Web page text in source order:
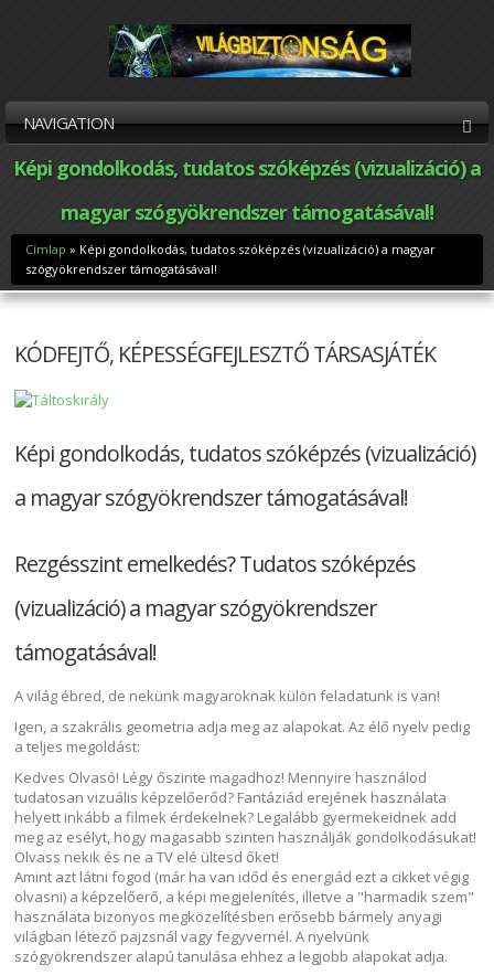
NAVIGATION
Képi gondolkodás, tudatos szóképzés (vizualizáció) a
magyar szógyökrendszer támogatásával!
Jelenlegi hely
Címlap » Képi gondolkodás, tudatos szóképzés (vizualizáció) a magyar
szógyökrendszer támogatásával!
KÓDFEJTŐ, KÉPESSÉGFEJLESZTŐ TÁRSASJÁTÉK
Képi gondolkodás, tudatos szóképzés (vizualizáció)
a magyar szógyökrendszer támogatásával!
Rezgésszint emelkedés? Tudatos szóképzés
(vizualizáció) a magyar szógyökrendszer
támogatásával!
A világ ébred, de nekünk magyaroknak külön feladatunk is van!
Igen, a szakrális geometria adja meg az alapokat. Az élő nyelv pedig
a teljes megoldást:
Kedves Olvasó! Légy őszinte magadhoz! Mennyire használod
tudatosan vizuális képzelőerőd? Fantáziád erejének használata
helyett inkább a filmek érdekelnek? Legalább gyermekeidnek add
meg az esélyt, hogy magasabb szinten használják gondolkodásukat!
Olvass nekik és ne a TV elé ültesd őket!
Amint azt látni fogod (már ha van időd és energiád ezt a cikket végig
olvasni) a képzelőerő, a képi megjelenítés, illetve a "harmadik szem"
használata bizonyos megközelítésben erősebb bármely anyagi
világban létező pajzsnál vagy fegyvernél. A nyelvünk
szógyökrendszer alapú tanulása ehhez a legjobb alapokat adja.